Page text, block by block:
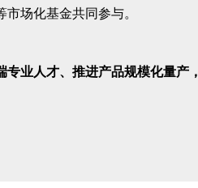
场化基金共同参与。
业人才、推进产品规模化量产，